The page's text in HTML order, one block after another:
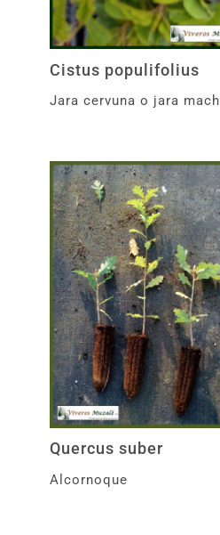
Cistus populifolius
Jara cervuna o jara
Quercus suber
Alcornoque